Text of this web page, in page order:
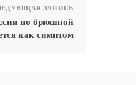
ЗАПИСЬ
по брюшной
как симптом